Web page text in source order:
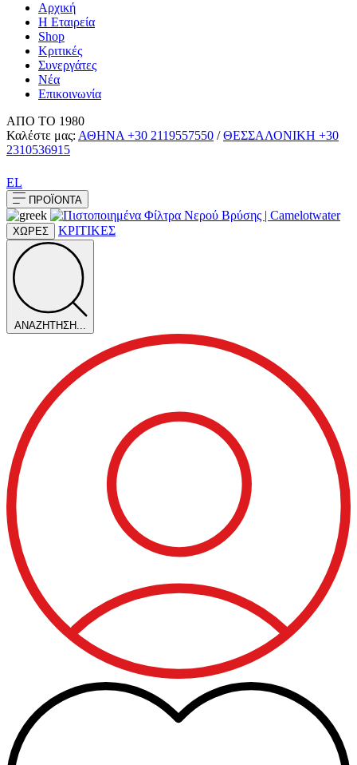
Αρχική
Η Εταιρεία
Shop
Κριτικές
Συνεργάτες
Νέα
Επικοινωνία
ΑΠΟ ΤΟ 1980
Καλέστε μας: ΑΘΗΝΑ +30 2119557550 /ΘΕΣΣΑΛΟΝΙΚΗ +30
2310536915
EL
ΠΡΟΪΟΝΤΑ
ΧΩΡΕΣ ΚΡΙΤΙΚΕΣ
ΑΝΑΖΗΤΗΣΗ...